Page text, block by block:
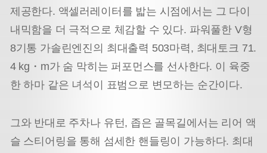
제공한다. 액셀러레이터를 밟는 시점에서는 그 다이
내믹함을 더 극적으로 체감할 수 있다. 파워풀한 V형
8기통 가솔린엔진의 최대출력 503마력, 최대토크 71.
4 kg・m가 숨 막히는 퍼포먼스를 선사한다. 이 육중
한 하마 같은 녀석이 표범으로 변모하는 순간이다.
그와 반대로 주차나 유턴, 좁은 골목길에서는 리어 액
슬 스티어링을 통해 섬세한 핸들링이 가능하다. 최대